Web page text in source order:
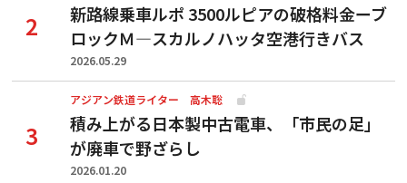
新路線乗車ルポ 3500ルピアの破格料金ーブ
ロックＭ―スカルノハッタ空港行きバス
2026.05.29
アジアン鉄道ライター 高木聡
積み上がる日本製中古電車、「市民の足」
が廃車で野ざらし
2026.01.20